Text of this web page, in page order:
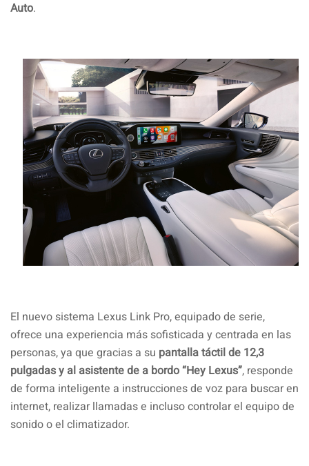
Auto.
El nuevo sistema Lexus Link Pro, equipado de serie,
ofrece una experiencia más sofisticada y centrada en las
personas, ya que gracias a su pantalla táctil de 12,3
pulgadas y al asistente de a bordo “Hey Lexus”, responde
de forma inteligente a instrucciones de voz para buscar en
internet, realizar llamadas e incluso controlar el equipo de
sonido o el climatizador.